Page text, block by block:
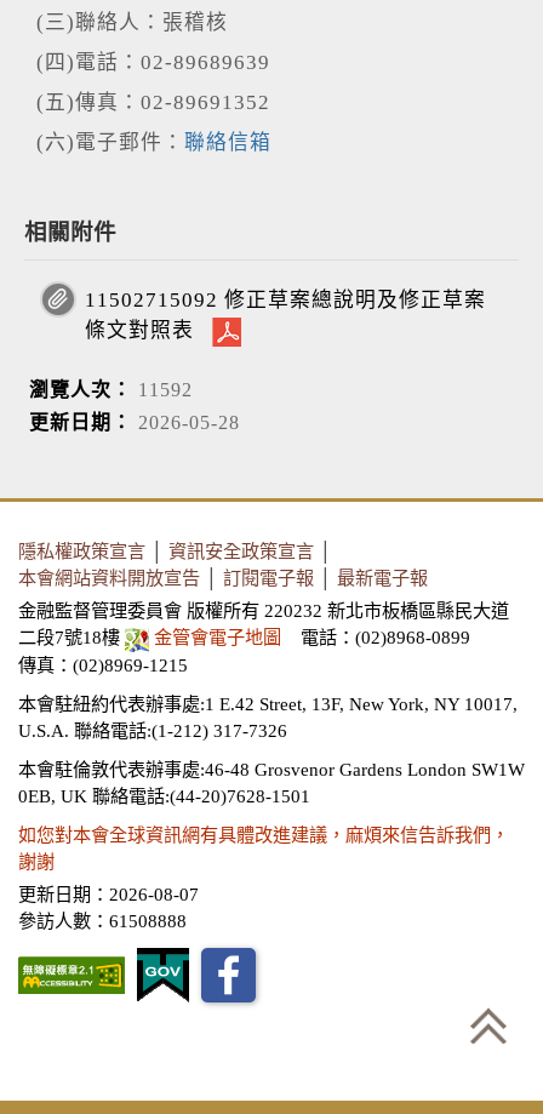
(三)聯絡人：張稽核
(四)電話：02-89689639
(五)傳真：02-89691352
(六)電子郵件： 聯絡信箱
相關附件
11502715092 修正草案總說明及修正草案
條文對照表
瀏覽人次： 11592
更新日期： 2026-05-28
隱私權政策宣言 資訊安全政策宣言
本會網站資料開放宣告
訂閱電子報
最新電子報
金融監督管理委員會 版權所有 220232 新北市板橋區縣民大道
二段7號18樓
金管會電子地圖
電話：(02)8968-0899
傳真：(02)8969-1215
本會駐紐約代表辦事處:1 E.42 Street, 13F, New York, NY 10017,
U.S.A. 聯絡電話:(1-212) 317-7326
本會駐倫敦代表辦事處:46-48 Grosvenor Gardens London SW1W
0EB, UK 聯絡電話:(44-20)7628-1501
如您對本會全球資訊網有具體改進建議，麻煩來信告訴我們，
謝謝
更新日期：2026-08-07
參訪人數：61508888